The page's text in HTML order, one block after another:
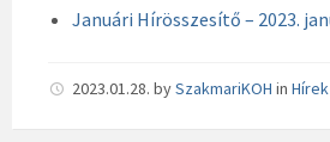
Januári Hírösszesítő – 2023.
2023.01.28. bySzakmariKOH in Hírek